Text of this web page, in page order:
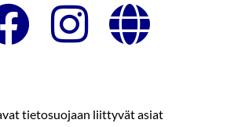
tietosuojaan liittyvät asiat